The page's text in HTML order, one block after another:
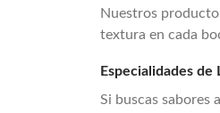
Nuestros
textura en cada
Especialidades de
Si buscas sabores